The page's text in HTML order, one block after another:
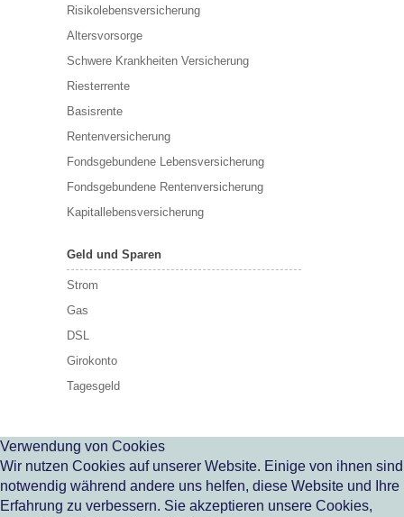
Risikolebensversicherung
Altersvorsorge
Schwere Krankheiten Versicherung
Riesterrente
Basisrente
Rentenversicherung
Fondsgebundene Lebensversicherung
Fondsgebundene Rentenversicherung
Kapitallebensversicherung
Geld und Sparen
Strom
Gas
DSL
Girokonto
Tagesgeld
Verwendung von Cookies
Wir nutzen Cookies auf unserer Website. Einige von ihnen sind
notwendig während andere uns helfen, diese Website und Ihre
Erfahrung zu verbessern. Sie akzeptieren unsere Cookies,